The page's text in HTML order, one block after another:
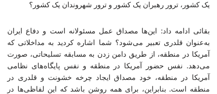
یک کشور، ترور رهبران یک کشور و ترور شهروندان یک کشور؟
بقائی ادامه داد: این‌ها مصداق عمل مسئولانه است و دفاع ایران
به‌عنوان قلدری تعبیر می‌شود؟ شما اشاره کردید به مداخلاتی که
آمریکا در منطقه، از طریق دامن زدن به مسابقه تسلیحاتی، صورت
می‌دهد. نفس حضور آمریکا در منطقه و نفس پایگاه‌های نظامی
آمریکا در منطقه، خود مصداق ایجاد چرخه خشونت و قلدری در
منطقه است. بنابراین، برای همه روشن باشد که این لفاظی‌ها در